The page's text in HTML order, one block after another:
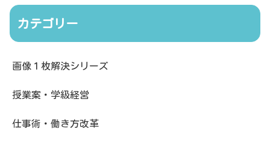
カテゴリー
画像１枚解決シリーズ
授業案・学級経営
仕事術・働き方改革